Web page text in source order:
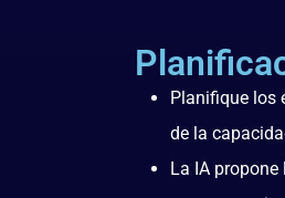
Planifique los
de la
La IA